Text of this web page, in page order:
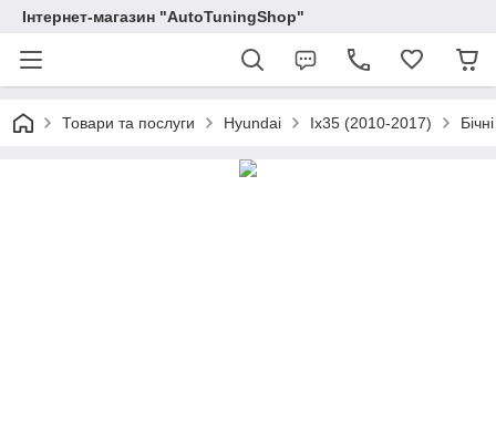
Інтернет-магазин "AutoTuningShop"
Товари та послуги Hyundai Ix35 (2010-2017)